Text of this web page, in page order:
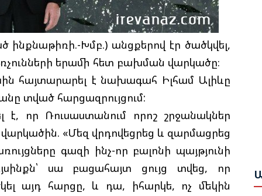
ինքնաթիռի.-Խմբ.) անցքերով էր ծածկվել,
երամի հետ բախման վարկածը։
հայտարարել է նախագահ Իլհամ Ալիևը
տված հարցազրույցում:
է, որ Ռուսաստանում որոշ շրջանակներ
«Մեզ վրդովեցրեց և զարմացրեց
գազի ինչ-որ բալոնի պայթյունի
սա բացահայտ ցույց տվեց, որ
այդ հարցը, և դա, իհարկե, ոչ մեկին